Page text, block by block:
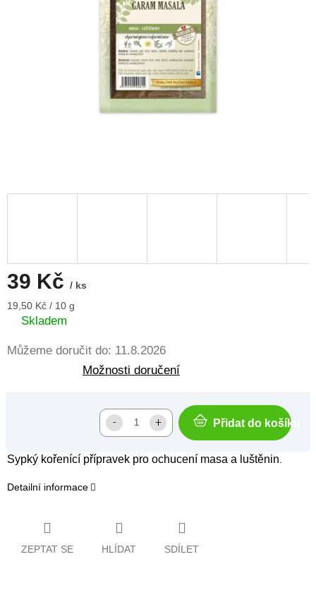
39 Kč / ks
Měrná
cena:
19,50 Kč / 10 g
Skladem
Můžeme doručit do: 11.8.2026
Možnosti doručení
Přidat do košíku
Sypký kořenící přípravek pro ochucení masa a luštěnin
Detailní informace
ZEPTAT SE HLÍDAT SDÍLET